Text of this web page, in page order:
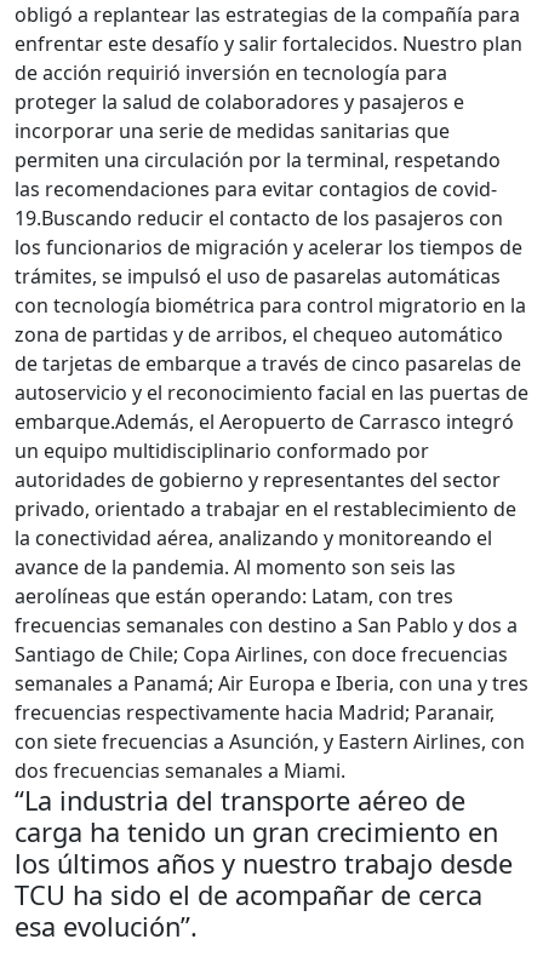
obligó a replantear las estrategias de la compañía para
enfrentar este desafío y salir fortalecidos. Nuestro plan
de acción requirió inversión en tecnología para
proteger la salud de colaboradores y pasajeros e
incorporar una serie de medidas sanitarias que
permiten una circulación por la terminal, respetando
las recomendaciones para evitar contagios de covid-
19.Buscando reducir el contacto de los pasajeros con
los funcionarios de migración y acelerar los tiempos de
trámites, se impulsó el uso de pasarelas automáticas
con tecnología biométrica para control migratorio en la
zona de partidas y de arribos, el chequeo automático
de tarjetas de embarque a través de cinco pasarelas de
autoservicio y el reconocimiento facial en las puertas de
embarque.Además, el Aeropuerto de Carrasco integró
un equipo multidisciplinario conformado por
autoridades de gobierno y representantes del sector
privado, orientado a trabajar en el restablecimiento de
la conectividad aérea, analizando y monitoreando el
avance de la pandemia. Al momento son seis las
aerolíneas que están operando: Latam, con tres
frecuencias semanales con destino a San Pablo y dos a
Santiago de Chile; Copa Airlines, con doce frecuencias
semanales a Panamá; Air Europa e Iberia, con una y tres
frecuencias respectivamente hacia Madrid; Paranair,
con siete frecuencias a Asunción, y Eastern Airlines, con
dos frecuencias semanales a Miami.
“La industria del transporte aéreo de
carga ha tenido un gran crecimiento en
los últimos años y nuestro trabajo desde
TCU ha sido el de acompañar de cerca
esa evolución”.